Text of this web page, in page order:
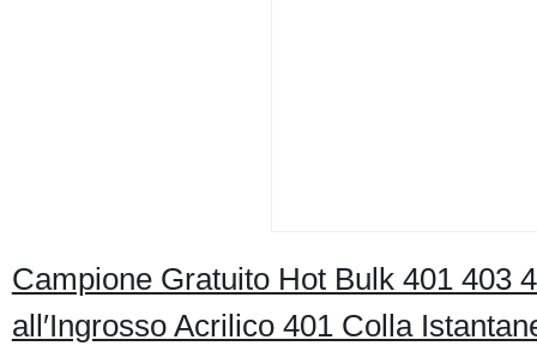
Campione Gratuito Hot Bulk 401 403
all′Ingrosso Acrilico 401 Colla